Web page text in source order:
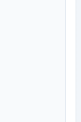
(1252C002)